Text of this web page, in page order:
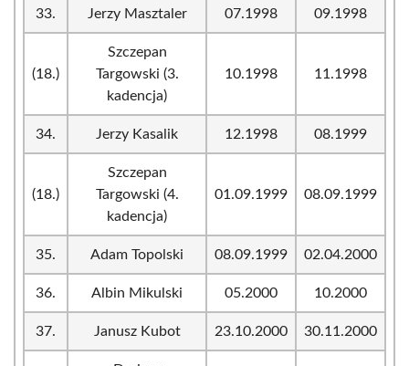
33. Jerzy Masztaler 07.1998 09.1998
(18.)
Szczepan
Targowski (3.
kadencja)
10.1998 11.1998
34. Jerzy Kasalik 12.1998 08.1999
(18.)
Szczepan
Targowski (4.
kadencja)
01.09.1999 08.09.1999
35. Adam Topolski 08.09.1999 02.04.2000
36. Albin Mikulski 05.2000 10.2000
37. Janusz Kubot 23.10.2000 30.11.2000